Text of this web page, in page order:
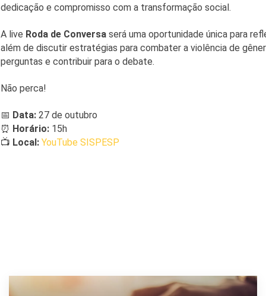
dedicação e compromisso com a transformação social.
A live Roda de Conversa será uma oportunidade única para
além de discutir estratégias para combater a violência de
perguntas e contribuir para o debate.
Não perca!
📅 Data: 27 de outubro
⏰ Horário: 15h
📺 Local: YouTube SISPESP